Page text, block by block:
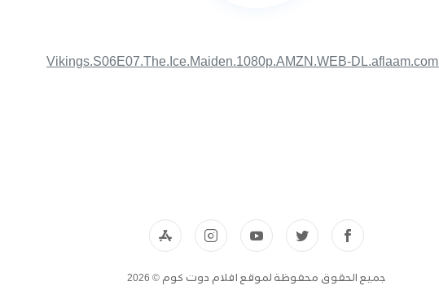
Vikings.S06E07.The.Ice.Maiden.1080p.AMZN.WEB-
جميع الحقوق محفوظة لموقع افلام دوت كوم © 2026